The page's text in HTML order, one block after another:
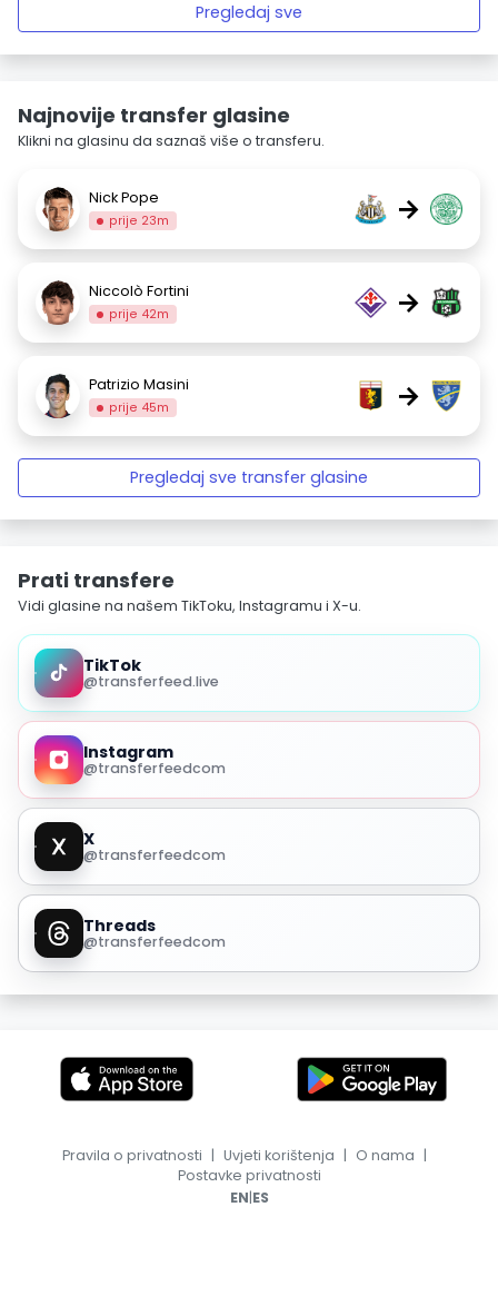
Pregledaj sve
Najnovije transfer glasine
Klikni na glasinu da saznaš više o transferu.
Nick Pope
prije 23m →
Niccolò Fortini
prije 42m →
Patrizio Masini
prije 45m →
Pregledaj sve transfer glasine
Prati transfere
Vidi glasine na našem TikToku, Instagramu i X-u.
TikTok
@transferfeed.live
Instagram
@transferfeedcom
X
@transferfeedcom
Threads
@transferfeedcom
Pravila o privatnosti | Uvjeti korištenja | O nama |
Postavke privatnosti
EN|ES